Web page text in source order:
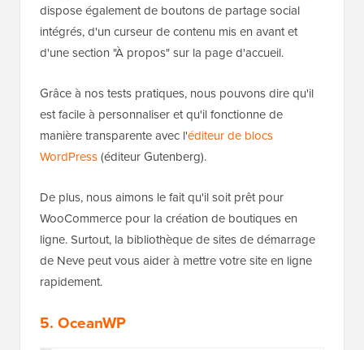
dispose également de boutons de partage social
intégrés, d'un curseur de contenu mis en avant et
d'une section "À propos" sur la page d'accueil.
Grâce à nos tests pratiques, nous pouvons dire qu'il
est facile à personnaliser et qu'il fonctionne de
manière transparente avec l'éditeur de blocs
WordPress(éditeur Gutenberg).
De plus, nous aimons le fait qu'il soit prêt pour
WooCommerce pour la création de boutiques en
ligne. Surtout, la bibliothèque de sites de démarrage
de Neve peut vous aider à mettre votre site en ligne
rapidement.
5. OceanWP